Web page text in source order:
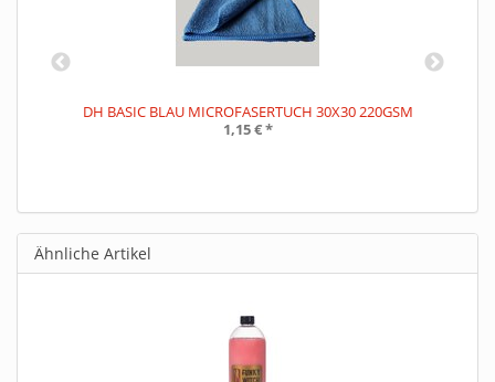
DH BASIC BLAU MICROFASERTUCH 30X30 220GSM
1,15 €*
Ähnliche Artikel